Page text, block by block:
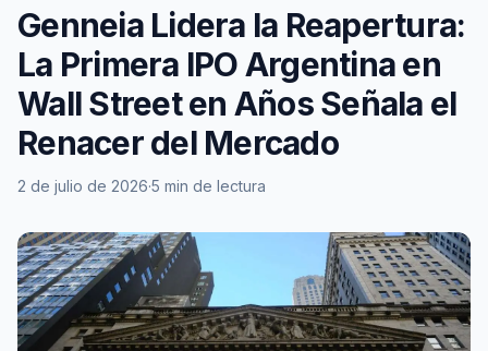
Genneia Lidera la Reapertura:
La Primera IPO Argentina en
Wall Street en Años Señala el
Renacer del Mercado
2 de julio de 2026·5 min de lectura